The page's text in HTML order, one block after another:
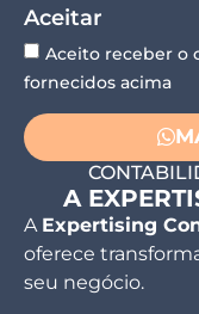
A
A Expertising
oferece
seu negócio.
Aceitar
Aceito receber o
fornecidos acima